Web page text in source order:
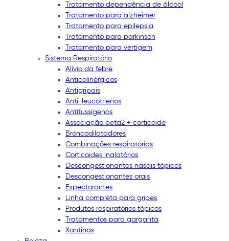
Tratamento dependência de álcool
Tratamento para alzheimer
Tratamento para epilepsia
Tratamento para parkinson
Tratamento para vertigem
Sistema Respiratório
Alívio da febre
Anticolinérgicos
Antigripais
Anti-leucotrienos
Antitussígenos
Associação beta2 + corticoide
Broncodilatadores
Combinações respiratórias
Corticoides inalatórios
Descongestionantes nasais tópicos
Descongestionantes orais
Expectorantes
Linha completa para gripes
Produtos respiratórios tópicos
Tratamentos para garganta
Xantinas